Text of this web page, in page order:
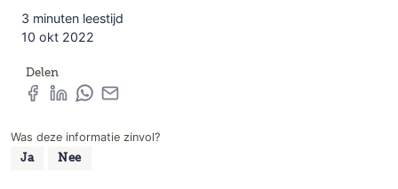
3 minuten leestijd
10 okt 2022
Delen
Was deze informatie zinvol?
Ja Nee